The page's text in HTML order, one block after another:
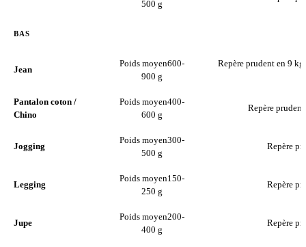
500 g
BAS
Jean
Poids moyen600-
900 g
Repère prudent en 9
Pantalon coton /
Chino
Poids moyen400-
600 g
Repère
Jogging
Poids moyen300-
500 g
Repère
Legging
Poids moyen150-
250 g
Repère
Jupe
Poids moyen200-
400 g
Repère